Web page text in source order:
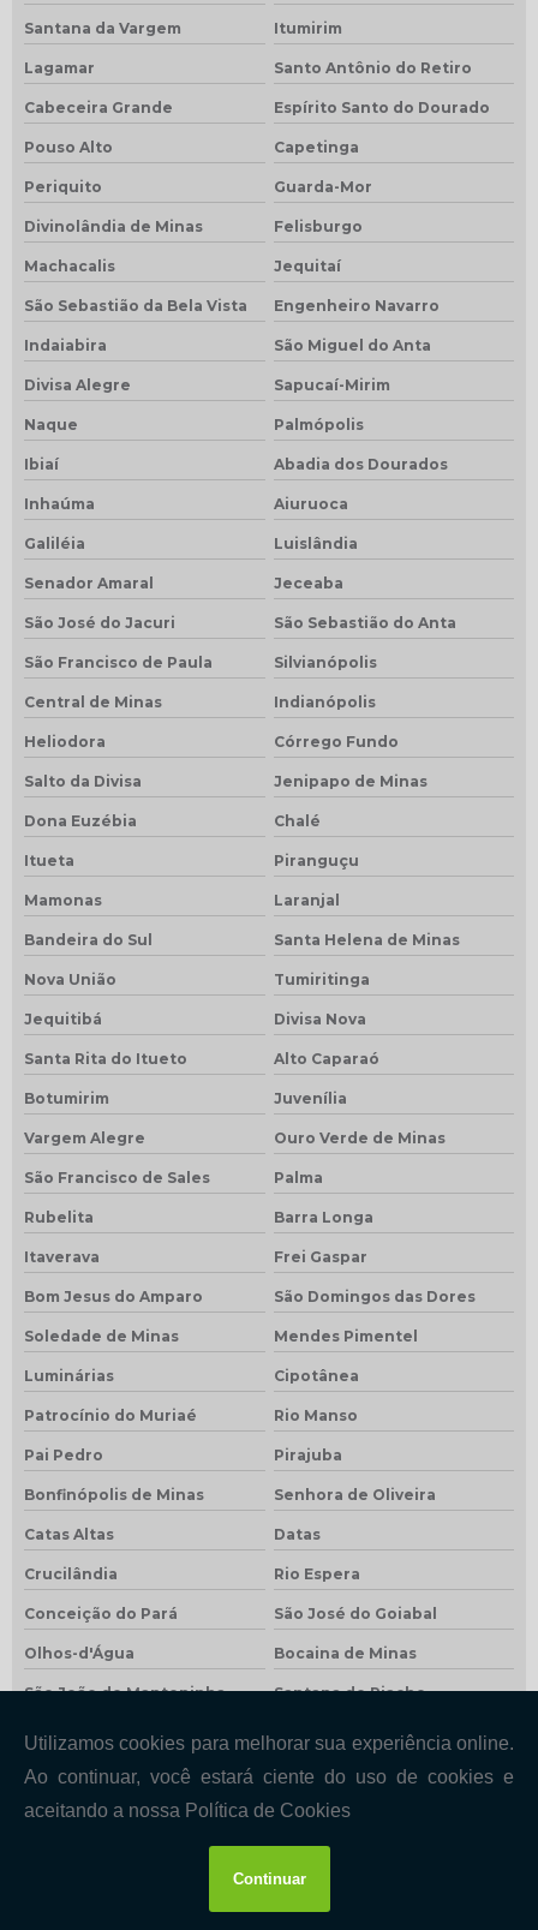
Santana da Vargem Itumirim
Lagamar Santo Antônio do Retiro
Cabeceira Grande Espírito Santo do Dourado
Pouso Alto Capetinga
Periquito Guarda-Mor
Divinolândia de Minas Felisburgo
Machacalis Jequitaí
São Sebastião da Bela Vista Engenheiro Navarro
Indaiabira São Miguel do Anta
Divisa Alegre Sapucaí-Mirim
Naque Palmópolis
Ibiaí Abadia dos Dourados
Inhaúma Aiuruoca
Galiléia Luislândia
Senador Amaral Jeceaba
São José do Jacuri São Sebastião do Anta
São Francisco de Paula Silvianópolis
Central de Minas Indianópolis
Heliodora Córrego Fundo
Salto da Divisa Jenipapo de Minas
Dona Euzébia Chalé
Itueta Piranguçu
Mamonas Laranjal
Bandeira do Sul Santa Helena de Minas
Nova União Tumiritinga
Jequitibá Divisa Nova
Santa Rita do Itueto Alto Caparaó
Botumirim Juvenília
Vargem Alegre Ouro Verde de Minas
São Francisco de Sales Palma
Rubelita Barra Longa
Itaverava Frei Gaspar
Bom Jesus do Amparo São Domingos das Dores
Soledade de Minas Mendes Pimentel
Luminárias Cipotânea
Patrocínio do Muriaé Rio Manso
Pai Pedro Pirajuba
Bonfinópolis de Minas Senhora de Oliveira
Catas Altas Datas
Crucilândia Rio Espera
Conceição do Pará São José do Goiabal
Olhos-d'Água Bocaina de Minas
São João do Manteninha Santana do Riacho
Caiana
Crisólita Gonzaga
Dom Silvério Ibertioga
Madre de Deus de Minas
Entre Folhas